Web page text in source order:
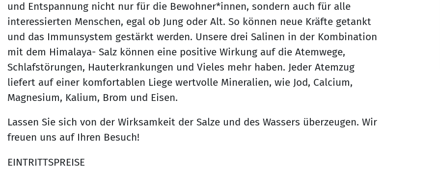
und Entspannung nicht nur für die Bewohner*innen, sondern auch für alle
interessierten Menschen, egal ob Jung oder Alt. So können neue Kräfte getankt
und das Immunsystem gestärkt werden. Unsere drei Salinen in der Kombination
mit dem Himalaya- Salz können eine positive Wirkung auf die Atemwege,
Schlafstörungen, Hauterkrankungen und Vieles mehr haben. Jeder Atemzug
liefert auf einer komfortablen Liege wertvolle Mineralien, wie Jod, Calcium,
Magnesium, Kalium, Brom und Eisen.
Lassen Sie sich von der Wirksamkeit der Salze und des Wassers überzeugen. Wir
freuen uns auf Ihren Besuch!
EINTRITTSPREISE